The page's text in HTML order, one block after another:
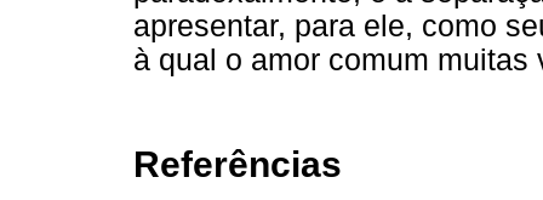
apresentar, para ele, como
à qual o amor comum muitas
Referências